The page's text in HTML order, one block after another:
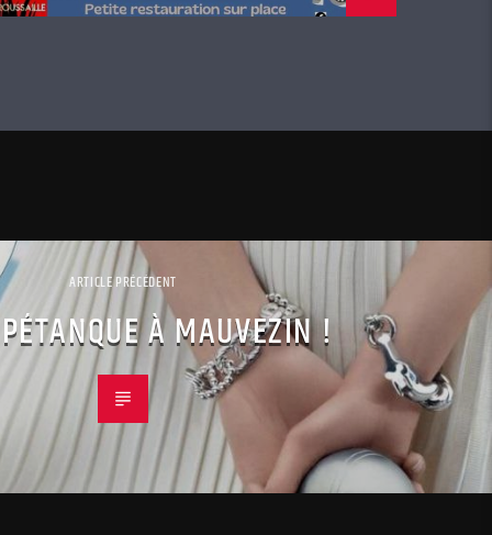
ARTICLE PRÉCÉDENT
À MAUVEZIN !